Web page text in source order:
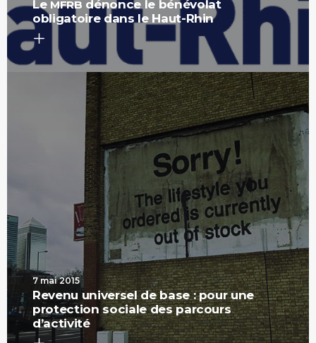
Le MFRB dénonce le bénévolat
obligatoire dans le Haut-Rhin
7 mai 2015
Revenu universel de base : pour une
protection sociale des parcours
d’activité